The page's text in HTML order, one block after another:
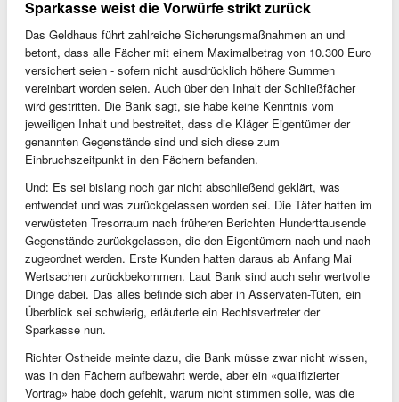
Sparkasse weist die Vorwürfe strikt zurück
Das Geldhaus führt zahlreiche Sicherungsmaßnahmen an und
betont, dass alle Fächer mit einem Maximalbetrag von 10.300 Euro
versichert seien - sofern nicht ausdrücklich höhere Summen
vereinbart worden seien. Auch über den Inhalt der Schließfächer
wird gestritten. Die Bank sagt, sie habe keine Kenntnis vom
jeweiligen Inhalt und bestreitet, dass die Kläger Eigentümer der
genannten Gegenstände sind und sich diese zum
Einbruchszeitpunkt in den Fächern befanden.
Und: Es sei bislang noch gar nicht abschließend geklärt, was
entwendet und was zurückgelassen worden sei. Die Täter hatten im
verwüsteten Tresorraum nach früheren Berichten Hunderttausende
Gegenstände zurückgelassen, die den Eigentümern nach und nach
zugeordnet werden. Erste Kunden hatten daraus ab Anfang Mai
Wertsachen zurückbekommen. Laut Bank sind auch sehr wertvolle
Dinge dabei. Das alles befinde sich aber in Asservaten-Tüten, ein
Überblick sei schwierig, erläuterte ein Rechtsvertreter der
Sparkasse nun.
Richter Ostheide meinte dazu, die Bank müsse zwar nicht wissen,
was in den Fächern aufbewahrt werde, aber ein «qualifizierter
Vortrag» habe doch gefehlt, warum nicht stimmen solle, was die